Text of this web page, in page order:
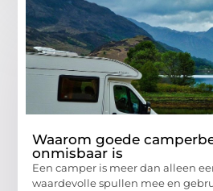
Waarom goede
onmisbaar is
Een camper is meer dan alleen
waardevolle spullen mee en